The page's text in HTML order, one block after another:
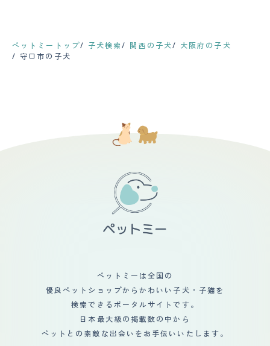
ペットミートップ 子犬検索 関西の子犬
大阪府の子犬
守口市の子犬
ペットミーは全国の
優良ペットショップからかわいい子犬・子猫を
検索できるポータルサイトです。
日本最大級の掲載数の中から
ペットとの素敵な出会いをお手伝いいたします。